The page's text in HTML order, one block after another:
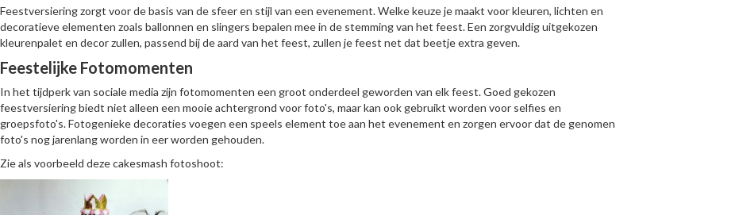
Feestversiering zorgt voor de basis van de sfeer en stijl van een evenement. Welke keuze je maakt voor kleuren, lichten en
decoratieve elementen zoals ballonnen en slingers bepalen mee in de stemming van het feest. Een zorgvuldig uitgekozen
kleurenpalet en decor zullen, passend bij de aard van het feest, zullen je feest net dat beetje extra geven.
Feestelijke Fotomomenten
In het tijdperk van sociale media zijn fotomomenten een groot onderdeel geworden van elk feest. Goed gekozen
feestversiering biedt niet alleen een mooie achtergrond voor foto's, maar kan ook gebruikt worden voor selfies en
groepsfoto's. Fotogenieke decoraties voegen een speels element toe aan het evenement en zorgen ervoor dat de genomen
foto's nog jarenlang worden in eer worden gehouden.
Zie als voorbeeld deze cakesmash fotoshoot: